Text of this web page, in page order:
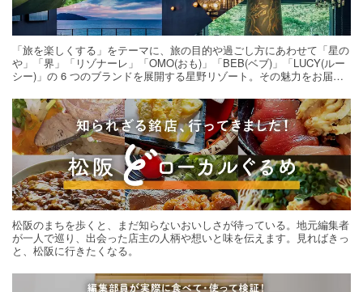
「旅を楽しくする」をテーマに、旅の目的や過ごし方にあわせて「星の
や」「界」「リゾナーレ」「OMO(おも)」「BEB(ベブ)」「LUCY(ルー
シー)」の 6 つのブランドを展開する星野リゾート。その魅力をお届け
松阪のまちを歩くと、まだ知らないおいしさが待っている。地元編集者
が一人で巡り、出会った店主の人柄や想いと味を伝えます。見ればきっ
と、松阪に行きたくなる。